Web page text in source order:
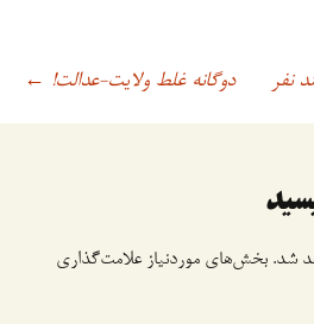
نفر دوگانه غلط ولایت-عدالت! ←
شد. بخش‌های موردنیاز علامت‌گذاری